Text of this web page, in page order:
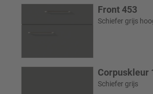
Front 453
Schiefer grijs
Corpuskleur
Schiefer grijs